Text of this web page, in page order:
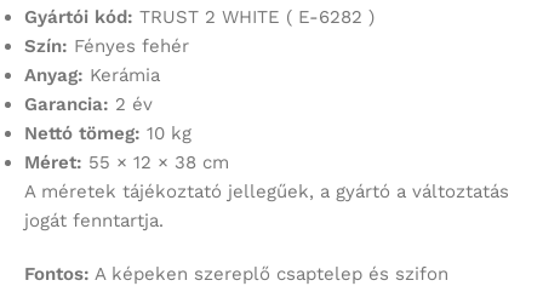
Gyártói kód: TRUST 2 WHITE ( E-6282 )
Szín: Fényes fehér
Anyag: Kerámia
Garancia: 2 év
Nettó tömeg: 10 kg
Méret: 55 × 12 × 38 cm
A méretek tájékoztató jellegűek, a gyártó a változtatás
jogát fenntartja.
Fontos: A képeken szereplő csaptelep és szifon